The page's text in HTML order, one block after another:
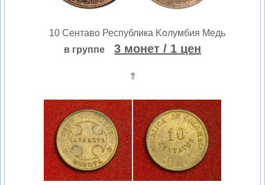
10 Сентаво Республика Kолумбия Медь
в группе
3 монет / 1 цен
⇑